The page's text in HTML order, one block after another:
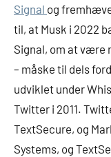
Signal og
til, at Musk i 2022
Signal, om at være
– måske til dels
udviklet under
Twitter i 2011.
TextSecure, og
Systems, og